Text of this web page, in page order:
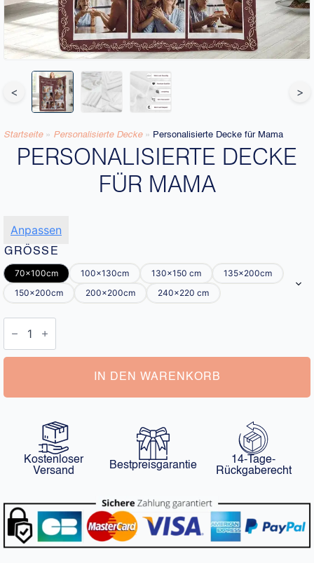
< >
Startseite » Personalisierte Decke​ » Personalisierte Decke für Mama
PERSONALISIERTE DECKE
FÜR MAMA
Anpassen
GRÖSSE
70x100cm 100x130cm 130x150 cm
135x200cm
150x200cm
200x200cm 240x220 cm
Personalisierte
Decke
Mama
IN DEN WARENKORB
Kostenloser
Versand
Bestpreisgarantie
14-Tage-
Rückgaberecht